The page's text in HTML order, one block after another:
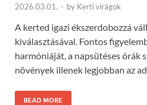
2026.03.01. - by Kerti virágok
A kerted igazi ékszerdobozzá
kiválasztásával. Fontos
harmóniáját, a napsütéses órák
növények illenek legjobban az
READ MORE